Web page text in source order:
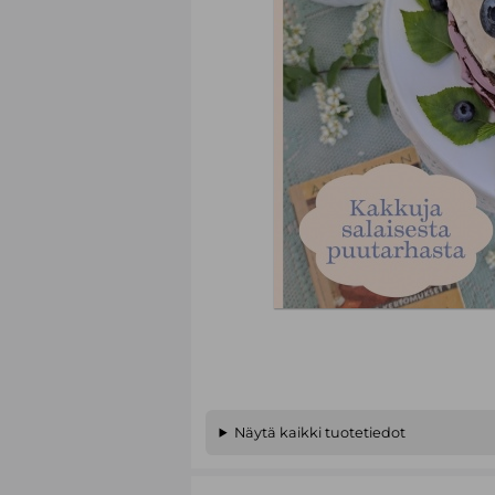
Näytä kaikki tuotetiedot